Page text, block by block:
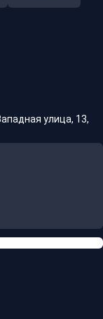
улица, 13,